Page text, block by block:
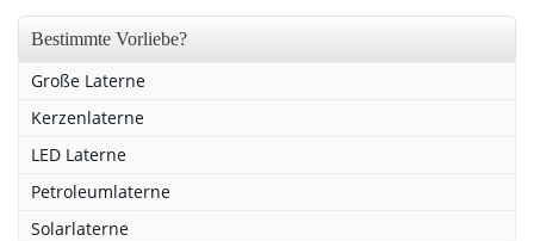
Bestimmte Vorliebe?
Große Laterne
Kerzenlaterne
LED Laterne
Petroleumlaterne
Solarlaterne